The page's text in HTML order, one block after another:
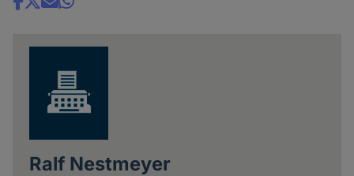
Share
Ralf Nestmeyer